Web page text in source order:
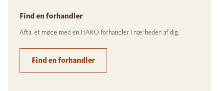
Find en forhandler
Aftal et møde med en HARO forhandler i nærheden af dig.
Find en forhandler